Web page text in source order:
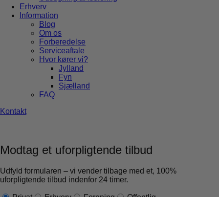
Erhverv
Information
Blog
Om os
Forberedelse
Serviceaftale
Hvor kører vi?
Jylland
Fyn
Sjælland
FAQ
Kontakt
Modtag et uforpligtende tilbud
Udfyld formularen – vi vender tilbage med et, 100%
uforpligtende tilbud indenfor 24 timer.